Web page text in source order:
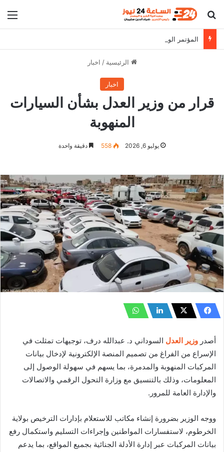
بحث عن
المؤتمر الوطني يطالب البرهان بالثبات على مواقفه
الرئيسية / اخبار
اخبار
قرار من وزير العدل بشأن السيارات
المنهوبة
يوليو 6, 2026 558 دقيقة واحدة
أصدر وزير العدل السوداني د. عبدالله درف، توجيهات تمثلت في
الإسراع من الفراغ من تصميم المنصة الإلكترونية لإدخال بيانات
المركبات المنهوبة والمدمرة، بما يسهم في سهولة الوصول إلى
المعلومات، وذلك بالتنسيق مع وزارة التحول الرقمي والاتصالات
والإدارة العامة للمرور.
ووجه الوزير بضرورة إنشاء مكاتب للاستعلام بإدارات الترخيص بولاية
الخرطوم، لاستفسارات المواطنين وإجراءات التسليم واستكمال رفع
بيانات المركبات عبر إدارة الأدلة الجنائية بجميع المواقع، بما يدعم